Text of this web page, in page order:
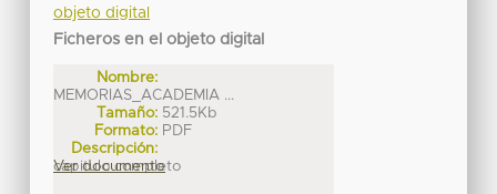
objeto digital
Ficheros en el objeto digital
Nombre:
MEMORIAS_ACADEMIA ...
Tamaño: 521.5Kb
Formato: PDF
Descripción:
capitulo completo
Ver documento